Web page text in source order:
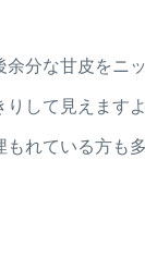
分な甘皮をニ
して見えますよ
もれている方も